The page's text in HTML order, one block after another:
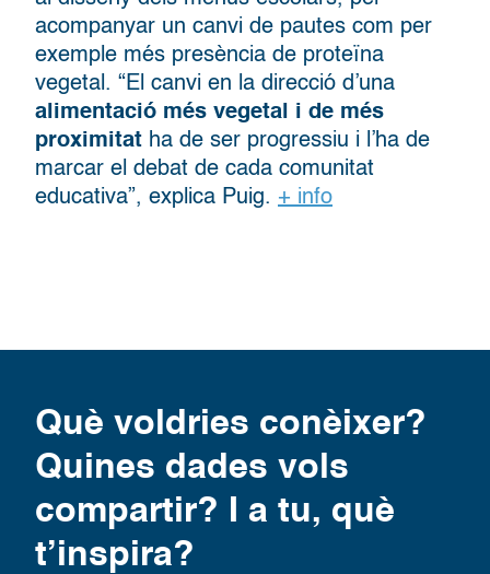
acompanyar un canvi de pautes com per
exemple més presència de proteïna
vegetal. “El canvi en la direcció d’una
alimentació més vegetal i de més
proximitat ha de ser progressiu i l’ha de
marcar el debat de cada comunitat
educativa”, explica Puig. + info
Què voldries conèixer?
Quines dades vols
compartir? I a tu, què
t’inspira?